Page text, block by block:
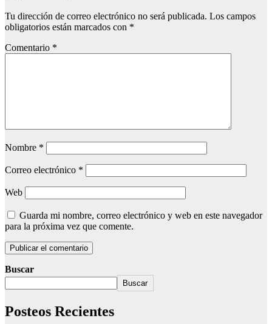
Tu dirección de correo electrónico no será publicada. Los campos
obligatorios están marcados con *
Comentario *
Nombre *
Correo electrónico *
Web
Guarda mi nombre, correo electrónico y web en este navegador
para la próxima vez que comente.
Buscar
Buscar
Posteos Recientes